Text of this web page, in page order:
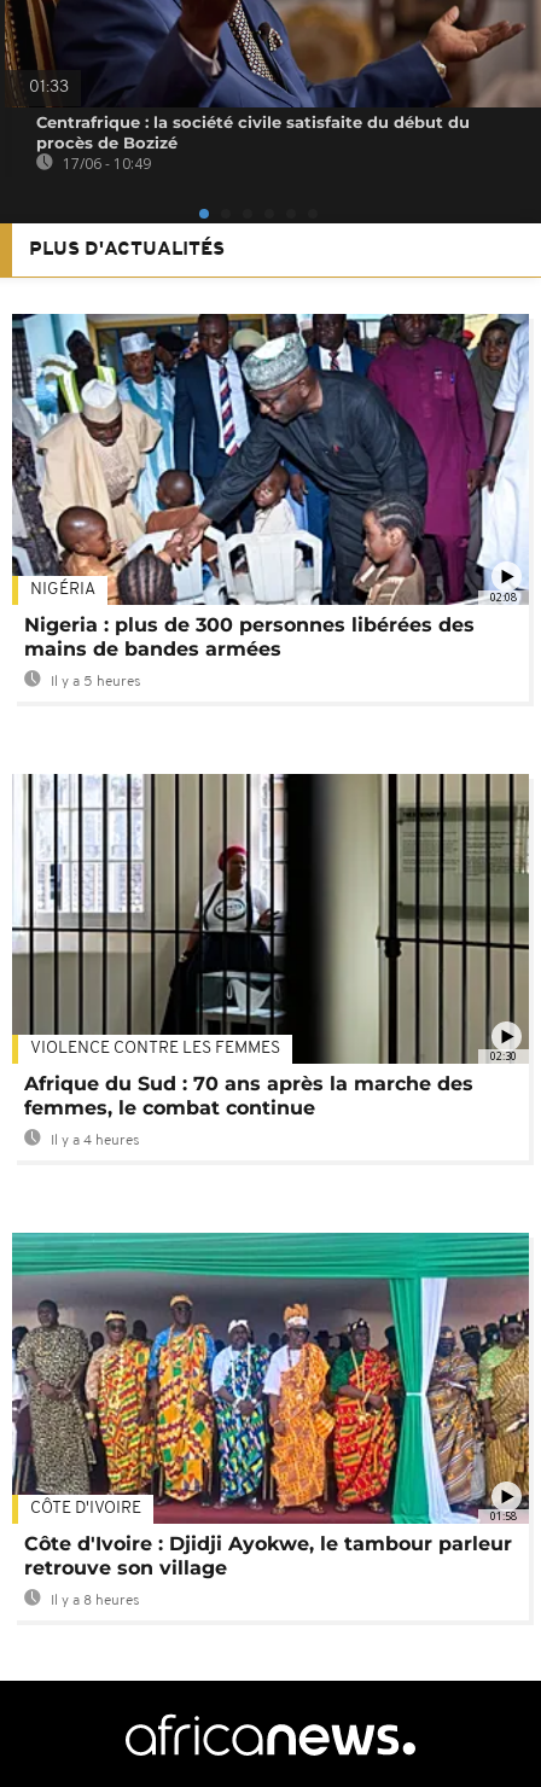
01:33
Centrafrique : la société civile satisfaite du début du
procès de Bozizé
17/06 - 10:49
PLUS D'ACTUALITÉS
02:08
NIGÉRIA
Nigeria : plus de 300 personnes libérées des
mains de bandes armées
Il y a 5 heures
02:30
VIOLENCE CONTRE LES FEMMES
Afrique du Sud : 70 ans après la marche des
femmes, le combat continue
Il y a 4 heures
01:58
CÔTE D'IVOIRE
Côte d'Ivoire : Djidji Ayokwe, le tambour parleur
retrouve son village
Il y a 8 heures